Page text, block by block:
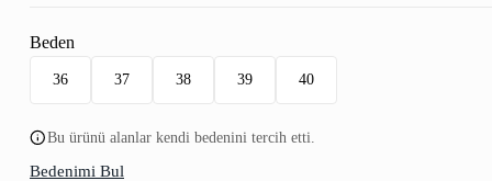
Beden
36 37 38 39 40
Bu ürünü alanlar kendi bedenini tercih etti.
Bedenimi Bul